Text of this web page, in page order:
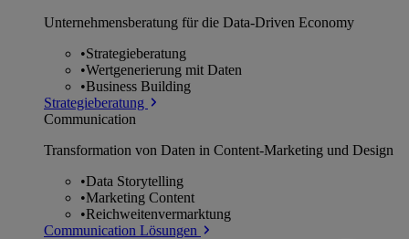
Unternehmens­beratung für die Data-Driven Economy
•Strategieberatung
•Wertgenerierung mit Daten
•Business Building
Strategieberatung
Communication
Transformation von Daten in Content-Marketing und Design
•Data Storytelling
•Marketing Content
•Reichweitenvermarktung
Communication Lösungen